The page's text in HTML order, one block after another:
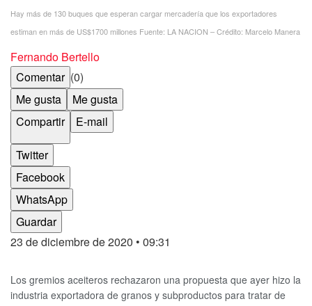
Hay más de 130 buques que esperan cargar mercadería que los exportadores
estiman en más de US$1700 millones Fuente: LA NACION – Crédito: Marcelo Manera
Fernando Bertello
Comentar (0)
Me gusta
Me gusta
Compartir
E-mail
Twitter
Facebook
WhatsApp
Guardar
23 de diciembre de 2020 • 09:31
Los gremios aceiteros rechazaron una propuesta que ayer hizo la
industria exportadora de granos y subproductos para tratar de